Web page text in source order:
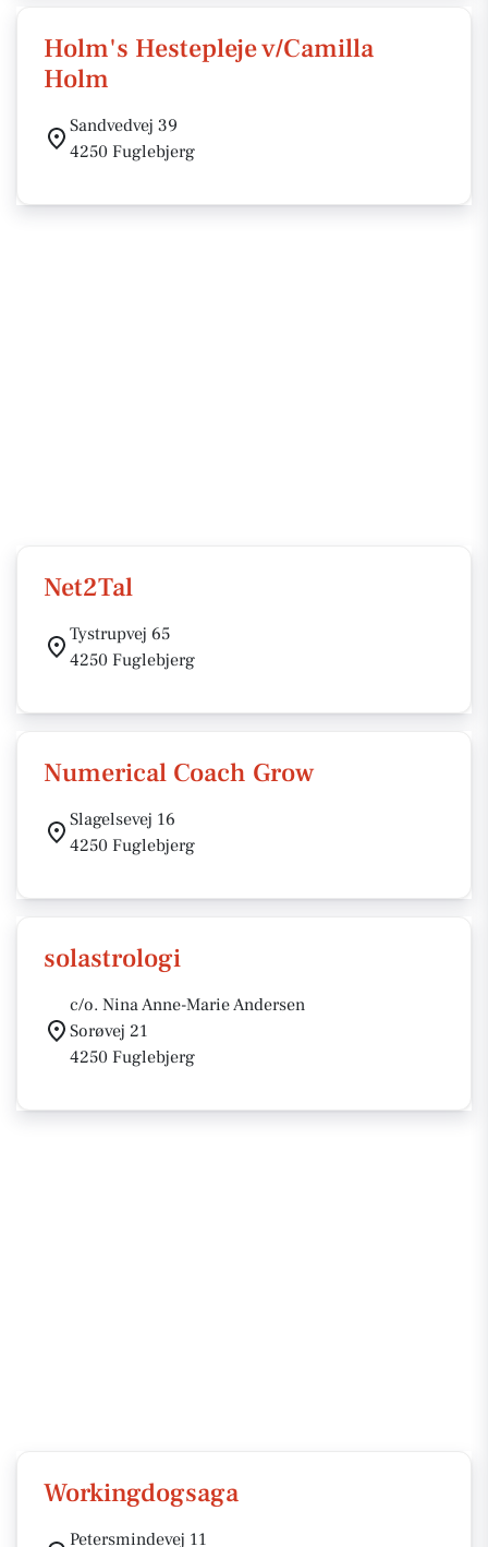
Holm's Hestepleje v/Camilla
Holm
Sandvedvej 39
4250 Fuglebjerg
Net2Tal
Tystrupvej 65
4250 Fuglebjerg
Numerical Coach Grow
Slagelsevej 16
4250 Fuglebjerg
solastrologi
c/o. Nina Anne-Marie Andersen
Sorøvej 21
4250 Fuglebjerg
Workingdogsaga
Petersmindevej 11